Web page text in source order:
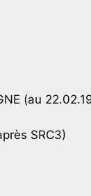
(au
SRC3)